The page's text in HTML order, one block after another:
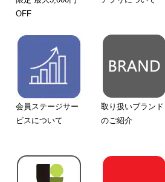
OFF
会員ステージサー
ビスについて
取り扱いブランド
のご紹介